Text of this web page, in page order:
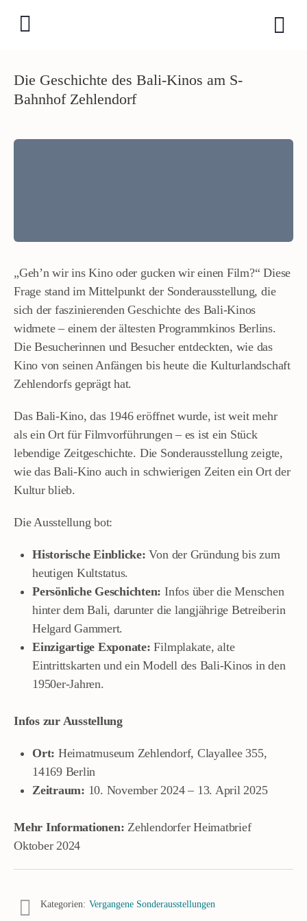
Die Geschichte des Bali-Kinos am S-
Bahnhof Zehlendorf
„Geh’n wir ins Kino oder gucken wir einen Film?“ Diese
Frage stand im Mittelpunkt der Sonderausstellung, die
sich der faszinierenden Geschichte des Bali-Kinos
widmete – einem der ältesten Programmkinos Berlins.
Die Besucherinnen und Besucher entdeckten, wie das
Kino von seinen Anfängen bis heute die Kulturlandschaft
Zehlendorfs geprägt hat.
Das Bali-Kino, das 1946 eröffnet wurde, ist weit mehr
als ein Ort für Filmvorführungen – es ist ein Stück
lebendige Zeitgeschichte. Die Sonderausstellung zeigte,
wie das Bali-Kino auch in schwierigen Zeiten ein Ort der
Kultur blieb.
Die Ausstellung bot:
Historische Einblicke: Von der Gründung bis zum
heutigen Kultstatus.
Persönliche Geschichten: Infos über die Menschen
hinter dem Bali, darunter die langjährige Betreiberin
Helgard Gammert.
Einzigartige Exponate: Filmplakate, alte
Eintrittskarten und ein Modell des Bali-Kinos in den
1950er-Jahren.
Infos zur Ausstellung
Ort: Heimatmuseum Zehlendorf, Clayallee 355,
14169 Berlin
Zeitraum: 10. November 2024 – 13. April 2025
Mehr Informationen: Zehlendorfer Heimatbrief
Oktober 2024
Kategorien: Vergangene Sonderausstellungen